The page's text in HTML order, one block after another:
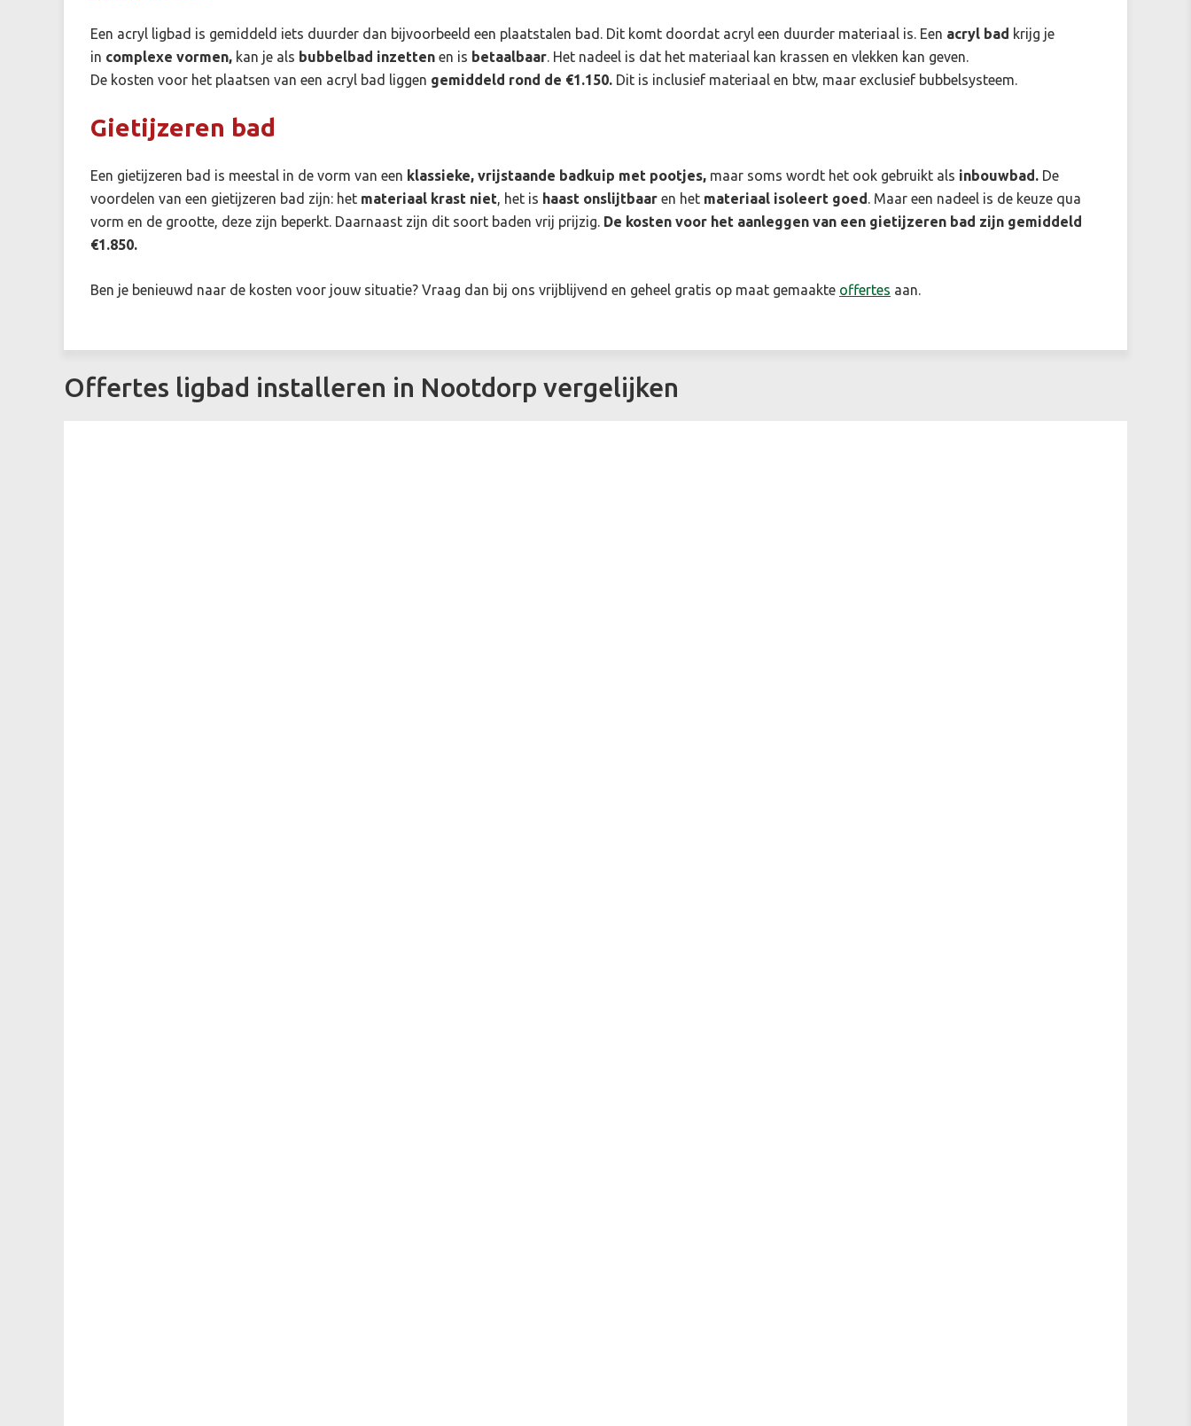
Een acryl ligbad is gemiddeld iets duurder dan bijvoorbeeld een plaatstalen bad. Dit komt doordat acryl een duurder materiaal is. Een acryl bad krijg je
in complexe vormen, kan je als bubbelbad inzetten en is betaalbaar. Het nadeel is dat het materiaal kan krassen en vlekken kan geven.
De kosten voor het plaatsen van een acryl bad liggen gemiddeld rond de €1.150. Dit is inclusief materiaal en btw, maar exclusief bubbelsysteem.
Gietijzeren bad
Een gietijzeren bad is meestal in de vorm van een klassieke, vrijstaande badkuip met pootjes, maar soms wordt het ook gebruikt als inbouwbad. De
voordelen van een gietijzeren bad zijn: het materiaal krast niet, het is haast onslijtbaar en het materiaal isoleert goed. Maar een nadeel is de keuze qua
vorm en de grootte, deze zijn beperkt. Daarnaast zijn dit soort baden vrij prijzig. De kosten voor het aanleggen van een gietijzeren bad zijn gemiddeld
€1.850.
Ben je benieuwd naar de kosten voor jouw situatie? Vraag dan bij ons vrijblijvend en geheel gratis op maat gemaakte offertes aan.
Offertes ligbad installeren in Nootdorp vergelijken